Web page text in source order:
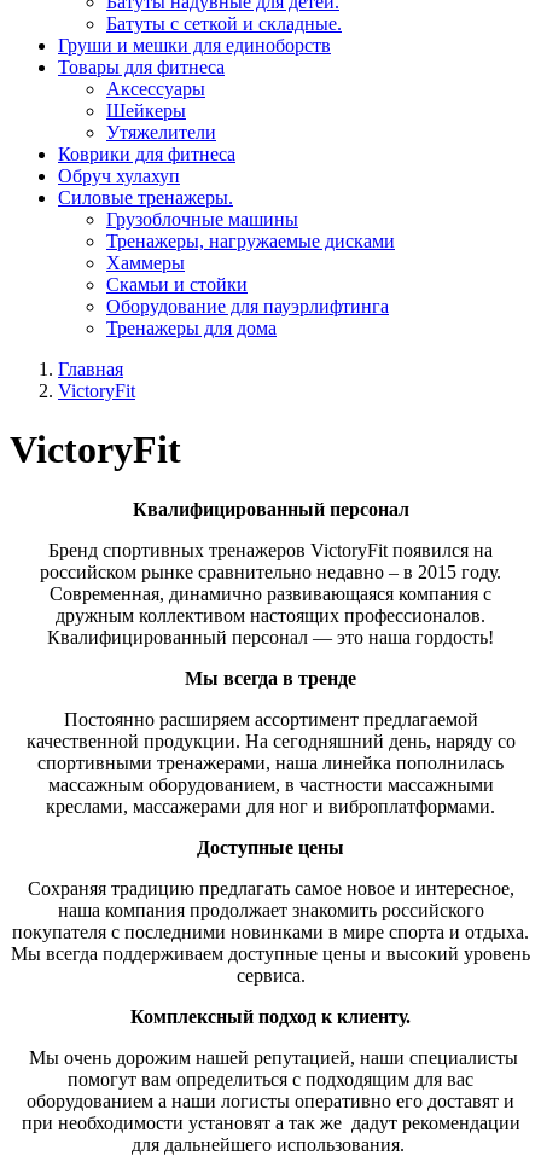
Батуты с сеткой и складные.
Груши и мешки для единоборств
Товары для фитнеса
Aксессуары
Шейкеры
Утяжелители
Коврики для фитнеса
Обруч хулахуп
Силовые тренажеры.
Грузоблочные машины
Тренажеры, нагружаемые дисками
Хаммеры
Скамьи и стойки
Оборудование для пауэрлифтинга
Тренажеры для дома
Главная
VictoryFit
VictoryFit
Квалифицированный персонал
Бренд спортивных тренажеров VictoryFit появился на
российском рынке сравнительно недавно – в 2015 году.
Современная, динамично развивающаяся компания с
дружным коллективом настоящих профессионалов.
Квалифицированный персонал — это наша гордость!
Мы всегда в тренде
Постоянно расширяем ассортимент предлагаемой
качественной продукции. На сегодняшний день, наряду со
спортивными тренажерами, наша линейка пополнилась
массажным оборудованием, в частности массажными
креслами, массажерами для ног и виброплатформами.
Доступные цены
Сохраняя традицию предлагать самое новое и интересное,
наша компания продолжает знакомить российского
покупателя с последними новинками в мире спорта и отдыха.
Мы всегда поддерживаем доступные цены и высокий уровень
сервиса.
Комплексный подход к клиенту.
Мы очень дорожим нашей репутацией, наши специалисты
помогут вам определиться с подходящим для вас
оборудованием а наши логисты оперативно его доставят и
при необходимости установят а так же дадут рекомендации
для дальнейшего использования.